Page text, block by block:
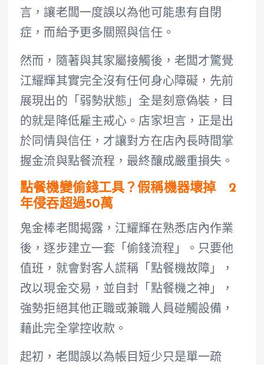
言，讓老闆一度誤以為他可能患有自閉
症，而給予更多關照與信任。
然而，隨著與其家屬接觸後，老闆才驚覺
江耀輝其實完全沒有任何身心障礙，先前
展現出的「弱勢狀態」全是刻意偽裝，目
的就是降低雇主戒心。店家坦言，正是出
於同情與信任，才讓對方在店內長時間掌
握金流與點餐流程，最終釀成嚴重損失。
點餐機變偷錢工具？假稱機器壞掉 2
年侵吞超過50萬
鬼金棒老闆揭露，江耀輝在熟悉店內作業
後，逐步建立一套「偷錢流程」。只要他
值班，就會對客人謊稱「點餐機故障」，
改以現金交易，並自封「點餐機之神」，
強勢拒絕其他正職或兼職人員碰觸設備，
藉此完全掌控收款。
起初，老闆誤以為帳目短少只是單一疏